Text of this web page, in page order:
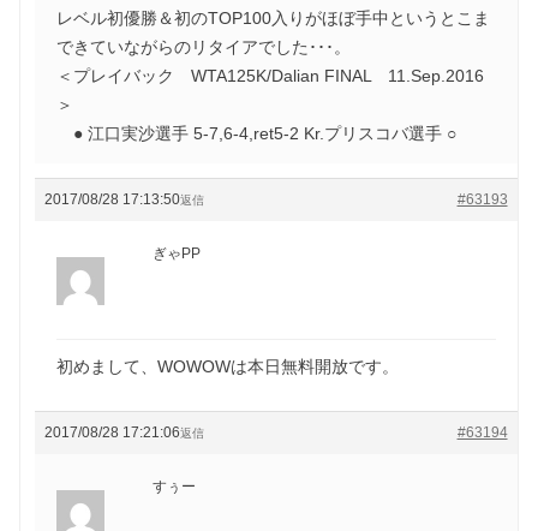
レベル初優勝＆初のTOP100入りがほぼ手中というとこま
できていながらのリタイアでした･･･。
＜プレイバック WTA125K/Dalian FINAL 11.Sep.2016
＞
● 江口実沙選手 5-7,6-4,ret5-2 Kr.プリスコバ選手 ○
2017/08/28 17:13:50 #63193
返信
ぎゃPP
初めまして、WOWOWは本日無料開放です。
2017/08/28 17:21:06 #63194
返信
すぅー